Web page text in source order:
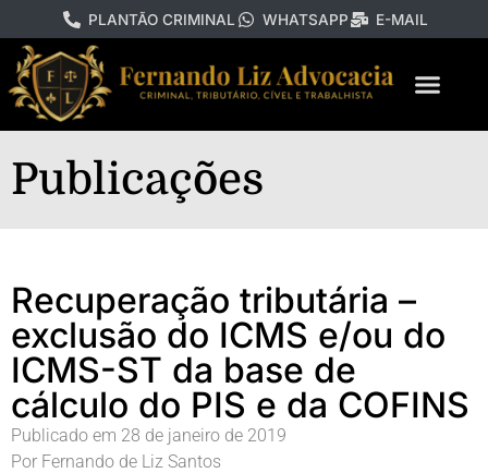
PLANTÃO CRIMINAL WHATSAPP E-MAIL
Publicações
Recuperação tributária –
exclusão do ICMS e/ou do
ICMS-ST da base de
cálculo do PIS e da COFINS
Publicado em 28 de janeiro de 2019
Por Fernando de Liz Santos